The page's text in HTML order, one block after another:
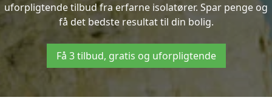
uforpligtende tilbud fra erfarne isolatører. Spar penge og
få det bedste resultat til din bolig.
Få 3 tilbud, gratis og uforpligtende